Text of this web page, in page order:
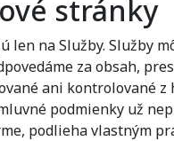
stránky
len na Služby. Služby
za obsah,
ani kontrolované
podmienky už
podlieha vlastným